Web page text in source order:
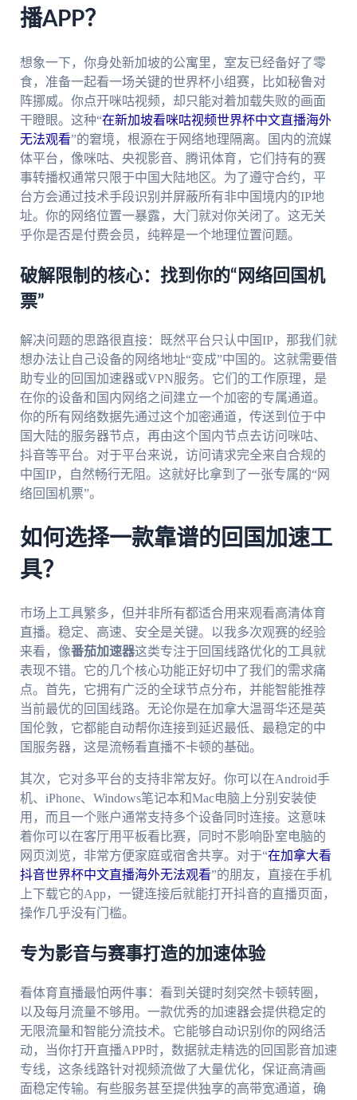
播APP？
想象一下，你身处新加坡的公寓里，室友已经备好了零
食，准备一起看一场关键的世界杯小组赛，比如秘鲁对
阵挪威。你点开咪咕视频，却只能对着加载失败的画面
干瞪眼。这种“在新加坡看咪咕视频世界杯中文直播海外
无法观看”的窘境，根源在于网络地理隔离。国内的流媒
体平台，像咪咕、央视影音、腾讯体育，它们持有的赛
事转播权通常只限于中国大陆地区。为了遵守合约，平
台方会通过技术手段识别并屏蔽所有非中国境内的IP地
址。你的网络位置一暴露，大门就对你关闭了。这无关
乎你是否是付费会员，纯粹是一个地理位置问题。
破解限制的核心：找到你的“网络回国机
票”
解决问题的思路很直接：既然平台只认中国IP，那我们就
想办法让自己设备的网络地址“变成”中国的。这就需要借
助专业的回国加速器或VPN服务。它们的工作原理，是
在你的设备和国内网络之间建立一个加密的专属通道。
你的所有网络数据先通过这个加密通道，传送到位于中
国大陆的服务器节点，再由这个国内节点去访问咪咕、
抖音等平台。对于平台来说，访问请求完全来自合规的
中国IP，自然畅行无阻。这就好比拿到了一张专属的“网
络回国机票”。
如何选择一款靠谱的回国加速工
具？
市场上工具繁多，但并非所有都适合用来观看高清体育
直播。稳定、高速、安全是关键。以我多次观赛的经验
来看，像番茄加速器这类专注于回国线路优化的工具就
表现不错。它的几个核心功能正好切中了我们的需求痛
点。首先，它拥有广泛的全球节点分布，并能智能推荐
当前最优的回国线路。无论你是在加拿大温哥华还是英
国伦敦，它都能自动帮你连接到延迟最低、最稳定的中
国服务器，这是流畅看直播不卡顿的基础。
其次，它对多平台的支持非常友好。你可以在Android手
机、iPhone、Windows笔记本和Mac电脑上分别安装使
用，而且一个账户通常支持多个设备同时连接。这意味
着你可以在客厅用平板看比赛，同时不影响卧室电脑的
网页浏览，非常方便家庭或宿舍共享。对于“在加拿大看
抖音世界杯中文直播海外无法观看”的朋友，直接在手机
上下载它的App，一键连接后就能打开抖音的直播页面，
操作几乎没有门槛。
专为影音与赛事打造的加速体验
看体育直播最怕两件事：看到关键时刻突然卡顿转圈，
以及每月流量不够用。一款优秀的加速器会提供稳定的
无限流量和智能分流技术。它能够自动识别你的网络活
动，当你打开直播APP时，数据就走精选的回国影音加速
专线，这条线路针对视频流做了大量优化，保证高清画
面稳定传输。有些服务甚至提供独享的高带宽通道，确